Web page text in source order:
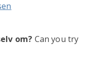
om? Can you try